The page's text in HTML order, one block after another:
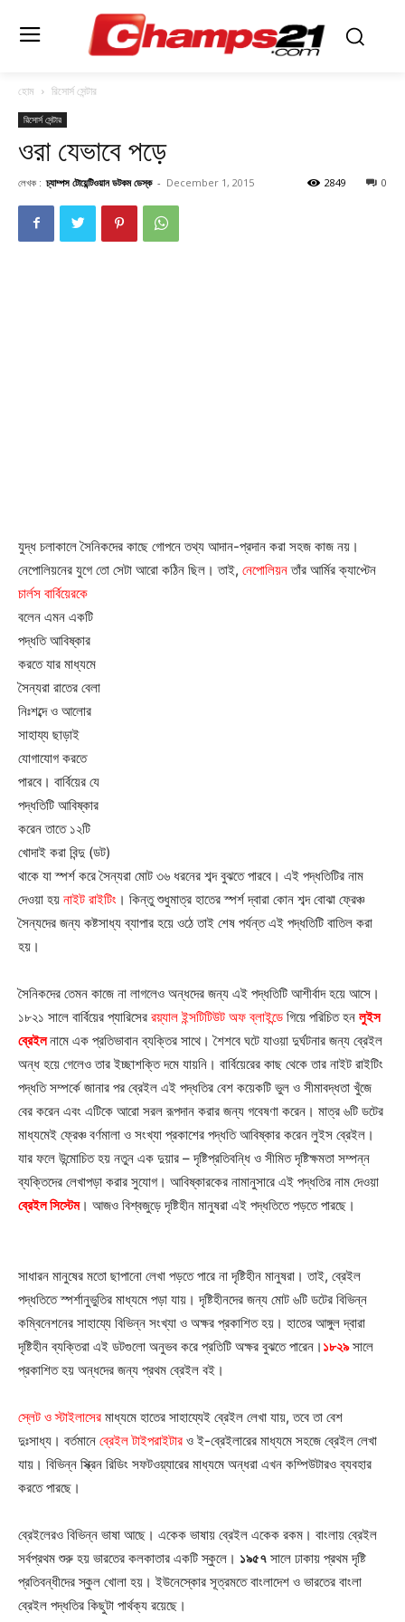
হোম রিসোর্স সেন্টার
রিসোর্স সেন্টার
ওরা যেভাবে পড়ে
লেখক : চ্যাম্পস টোয়েন্টিওয়ান ডটকম ডেস্ক - December 1, 2015 0
2849
যুদ্ধ চলাকালে সৈনিকদের কাছে গোপনে তথ্য আদান-প্রদান করা সহজ কাজ নয়।
নেপোলিয়নের যুগে তো সেটা আরো কঠিন ছিল। তাই, নেপোলিয়নতাঁর আর্মির ক্যাপ্টেন
চার্লস বার্বিয়েরকে
বলেন এমন একটি
পদ্ধতি আবিষ্কার
করতে যার মাধ্যমে
সৈন্যরা রাতের বেলা
নিঃশব্দে ও আলোর
সাহায্য ছাড়াই
যোগাযোগ করতে
পারবে। বার্বিয়ের যে
পদ্ধতিটি আবিষ্কার
করেন তাতে ১২টি
খোদাই করা বিন্দু (ডট)
থাকে যা স্পর্শ করে সৈন্যরা মোট ৩৬ ধরনের শব্দ বুঝতে পারবে। এই পদ্ধতিটির নাম
দেওয়া হয় নাইট রাইটিং । কিন্তু শুধুমাত্র হাতের স্পর্শ দ্বারা কোন শব্দ বোঝা ফ্রেঞ্চ
সৈন্যদের জন্য কষ্টসাধ্য ব্যাপার হয়ে ওঠে তাই শেষ পর্যন্ত এই পদ্ধতিটি বাতিল করা
হয়।
সৈনিকদের তেমন কাজে না লাগলেও অন্ধদের জন্য এই পদ্ধতিটি আশীর্বাদ হয়ে আসে।
১৮২১ সালে বার্বিয়ের প্যারিসের রয়্যাল ইন্সটিটিউট অফ ব্লাইন্ডে গিয়ে পরিচিত হন লুইস
ব্রেইলনামে এক প্রতিভাবান ব্যক্তির সাথে। শৈশবে ঘটে যাওয়া দুর্ঘটনার জন্য ব্রেইল
অন্ধ হয়ে গেলেও তার ইচ্ছাশক্তি দমে যায়নি। বার্বিয়েরের কাছ থেকে তার নাইট রাইটিং
পদ্ধতি সম্পর্কে জানার পর ব্রেইল এই পদ্ধতির বেশ কয়েকটি ভুল ও সীমাবদ্ধতা খুঁজে
বের করেন এবং এটিকে আরো সরল রূপদান করার জন্য গবেষণা করেন। মাত্র ৬টি ডটের
মাধ্যমেই ফ্রেঞ্চ বর্ণমালা ও সংখ্যা প্রকাশের পদ্ধতি আবিষ্কার করেন লুইস ব্রেইল।
যার ফলে উন্মোচিত হয় নতুন এক দুয়ার – দৃষ্টিপ্রতিবন্ধি ও সীমিত দৃষ্টিক্ষমতা সম্পন্ন
ব্যক্তিদের লেখাপড়া করার সুযোগ। আবিষ্কারকের নামানুসারে এই পদ্ধতির নাম দেওয়া
ব্রেইল সিস্টেম। আজও বিশ্বজুড়ে দৃষ্টিহীন মানুষরা এই পদ্ধতিতে পড়তে পারছে।
সাধারন মানুষের মতো ছাপানো লেখা পড়তে পারে না দৃষ্টিহীন মানুষরা। তাই, ব্রেইল
পদ্ধতিতে স্পর্শানুভুতির মাধ্যমে পড়া যায়।দৃষ্টিহীনদের জন্য মোট ৬টি ডটের বিভিন্ন
কম্বিনেশনের সাহায্যে বিভিন্ন সংখ্যা ও অক্ষর প্রকাশিত হয়। হাতের আঙ্গুল দ্বারা
দৃষ্টিহীন ব্যক্তিরা এই ডটগুলো অনুভব করে প্রতিটি অক্ষর বুঝতে পারেন। ১৮২৯সালে
প্রকাশিত হয় অন্ধদের জন্য প্রথম ব্রেইল বই।
স্লেট ও স্টাইলাসের মাধ্যমে হাতের সাহায্যেই ব্রেইল লেখা যায়, তবে তা বেশ
দুঃসাধ্য। বর্তমানে ব্রেইল টাইপরাইটার ও ই-ব্রেইলারের মাধ্যমে সহজে ব্রেইল লেখা
যায়। বিভিন্ন স্ক্রিন রিডিং সফটওয়্যারের মাধ্যমে অন্ধরা এখন কম্পিউটারও ব্যবহার
করতে পারছে।
ব্রেইলেরও বিভিন্ন ভাষা আছে। একেক ভাষায় ব্রেইল একেক রকম। বাংলায় ব্রেইল
সর্বপ্রথম শুরু হয় ভারতের কলকাতার একটি স্কুলে। ১৯৫৭ সালে ঢাকায় প্রথম দৃষ্টি
প্রতিবন্ধীদের স্কুল খোলা হয়। ইউনেস্কোর সূত্রমতে বাংলাদেশ ও ভারতের বাংলা
ব্রেইল পদ্ধতির কিছুটা পার্থক্য রয়েছে।